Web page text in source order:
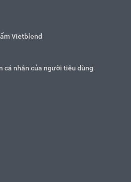
Vietblend
cá nhân của người tiêu dùng